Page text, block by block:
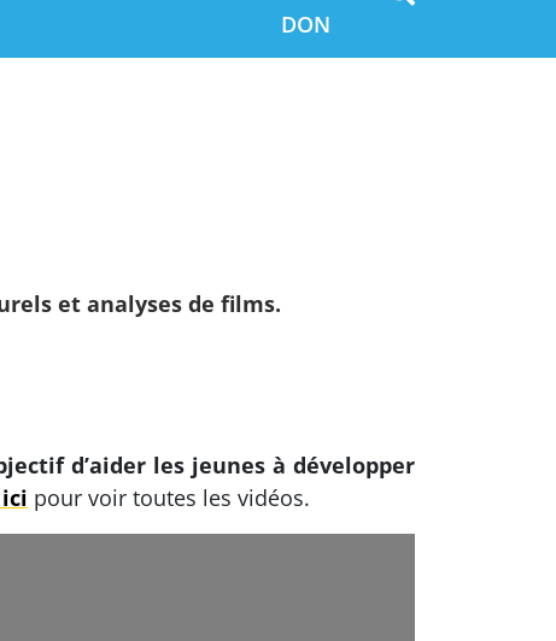
DON
et analyses de films.
d’aider les jeunes à développer
pour voir toutes les vidéos.